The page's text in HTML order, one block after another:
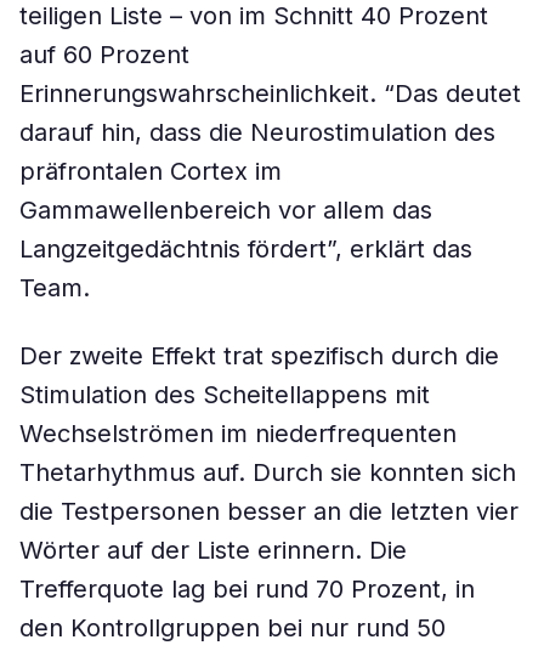
teiligen Liste – von im Schnitt 40 Prozent
auf 60 Prozent
Erinnerungswahrscheinlichkeit. “Das deutet
darauf hin, dass die Neurostimulation des
präfrontalen Cortex im
Gammawellenbereich vor allem das
Langzeitgedächtnis fördert”, erklärt das
Team.
Der zweite Effekt trat spezifisch durch die
Stimulation des Scheitellappens mit
Wechselströmen im niederfrequenten
Thetarhythmus auf. Durch sie konnten sich
die Testpersonen besser an die letzten vier
Wörter auf der Liste erinnern. Die
Trefferquote lag bei rund 70 Prozent, in
den Kontrollgruppen bei nur rund 50